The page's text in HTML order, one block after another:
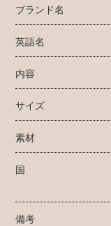
ブランド名
英語名
内容
サイズ
素材
国
備考